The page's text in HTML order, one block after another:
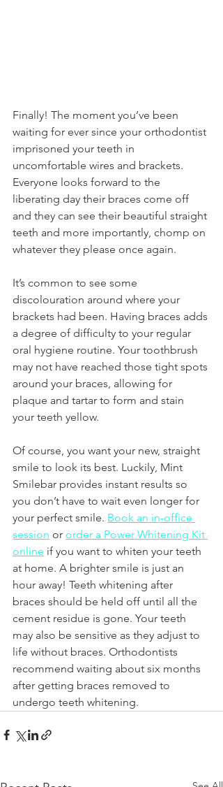
Finally! The moment you’ve been
waiting for ever since your orthodontist
imprisoned your teeth in
uncomfortable wires and brackets.
Everyone looks forward to the
liberating day their braces come off
and they can see their beautiful straight
teeth and more importantly, chomp on
whatever they please once again.
It’s common to see some
discolouration around where your
brackets had been. Having braces adds
a degree of difficulty to your regular
oral hygiene routine. Your toothbrush
may not have reached those tight spots
around your braces, allowing for
plaque and tartar to form and stain
your teeth yellow.
Of course, you want your new, straight
smile to look its best. Luckily, Mint
Smilebar provides instant results so
you don’t have to wait even longer for
your perfect smile. Book an in-office
session or order a Power Whitening Kit
online if you want to whiten your teeth
at home. A brighter smile is just an
hour away! Teeth whitening after
braces should be held off until all the
cement residue is gone. Your teeth
may also be sensitive as they adjust to
life without braces. Orthodontists
recommend waiting about six months
after getting braces removed to
undergo teeth whitening.